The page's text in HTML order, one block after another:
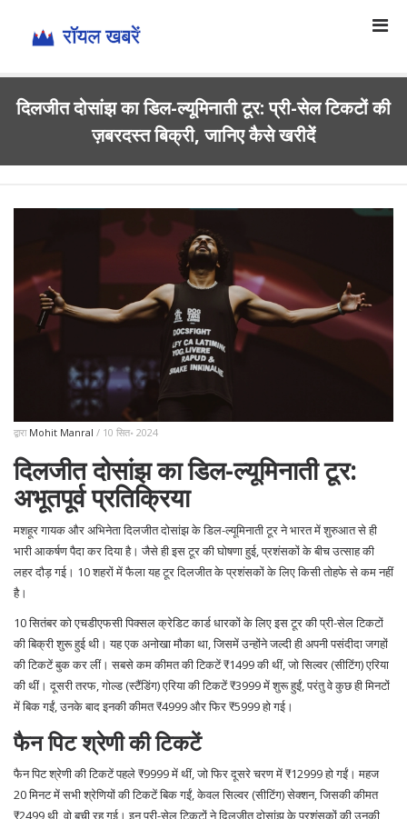
दिलजीत दोसांझ का डिल-ल्यूमिनाती टूर: प्री-सेल टिकटों की
ज़बरदस्त बिक्री, जानिए कैसे खरीदें
द्वारा Mohit Manral / 10 सित॰ 2024
दिलजीत दोसांझ का डिल-ल्यूमिनाती टूर:
अभूतपूर्व प्रतिक्रिया
मशहूर गायक और अभिनेता दिलजीत दोसांझ के डिल-ल्यूमिनाती टूर ने भारत में शुरुआत से ही
भारी आकर्षण पैदा कर दिया है। जैसे ही इस टूर की घोषणा हुई, प्रशंसकों के बीच उत्साह की
लहर दौड़ गई। 10 शहरों में फैला यह टूर दिलजीत के प्रशंसकों के लिए किसी तोहफे से कम नहीं
है।
10 सितंबर को एचडीएफसी पिक्सल क्रेडिट कार्ड धारकों के लिए इस टूर की प्री-सेल टिकटों
की बिक्री शुरू हुई थी। यह एक अनोखा मौका था, जिसमें उन्होंने जल्दी ही अपनी पसंदीदा जगहों
की टिकटें बुक कर लीं। सबसे कम कीमत की टिकटें ₹1499 की थीं, जो सिल्वर (सीटिंग) एरिया
की थीं। दूसरी तरफ, गोल्ड (स्टैंडिंग) एरिया की टिकटें ₹3999 में शुरू हुईं, परंतु वे कुछ ही मिनटों
में बिक गईं, उनके बाद इनकी कीमत ₹4999 और फिर ₹5999 हो गई।
फैन पिट श्रेणी की टिकटें
फैन पिट श्रेणी की टिकटें पहले ₹9999 में थीं, जो फिर दूसरे चरण में ₹12999 हो गईं। महज
20 मिनट में सभी श्रेणियों की टिकटें बिक गईं, केवल सिल्वर (सीटिंग) सेक्शन, जिसकी कीमत
₹2499 थी, वो बची रह गई। इन प्री-सेल टिकटों ने दिलजीत दोसांझ के प्रशंसकों की उनकी